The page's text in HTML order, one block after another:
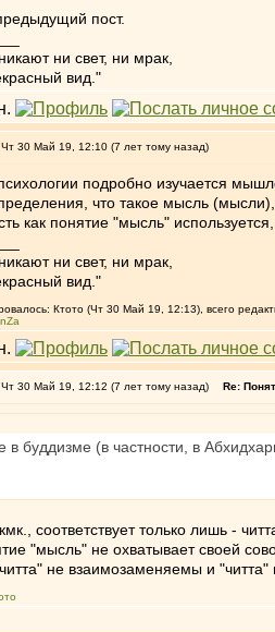
пост.
ни свет, ни мрак,
вид."
30 Май 19, 12:10 (7 лет тому назад)
подробно изучается
что такое мысль
как понятие "мысль"
ни свет, ни мрак,
вид."
Ктото (Чт 30 Май 19, 12:13), всего
30 Май 19, 12:12 (7 лет тому назад) Re:
в буддизме (в частности, в
соответствует только лишь -
"мысль" не охватывает своей
не взаимозаменяемы и